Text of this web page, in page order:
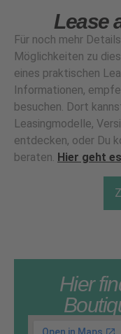
Lease
Für noch mehr
Möglichkeiten zu
eines praktischen
Informationen,
besuchen. Dort
Leasingmodelle,
entdecken, oder Du
beraten. Hier geht
Hier